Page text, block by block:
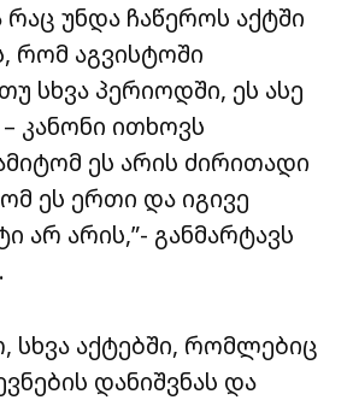
უნდა ჩაწეროს აქტში
რომ აგვისტოში
სხვა პერიოდში, ეს ასე
კანონი ითხოვს
ეს არის ძირითადი
ეს ერთი და იგივე
არ არის,”- განმარტავს
სხვა აქტებში, რომლებიც
დანიშვნას და